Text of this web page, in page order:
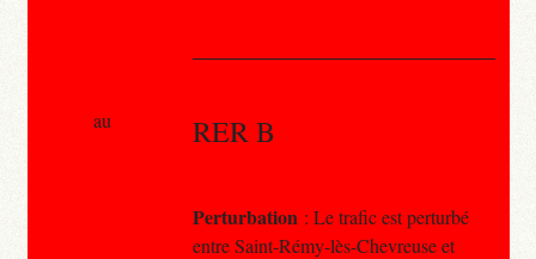
RER B
Perturbation : Le trafic est perturbé
entre Saint-Rémy-lès-Chevreuse et
au